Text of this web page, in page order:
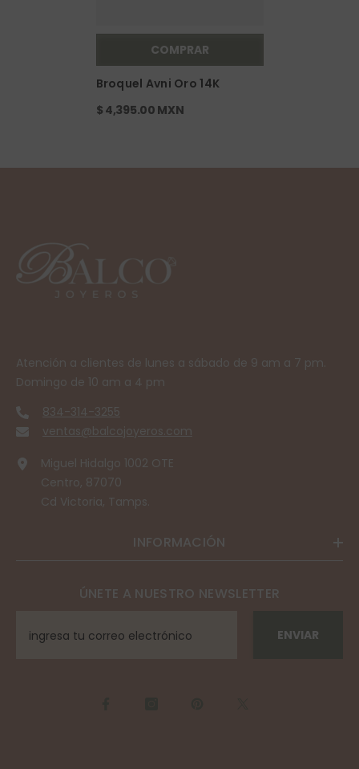
COMPRAR
Broquel Avni Oro 14K
$ 4,395.00 MXN
Atención a clientes de lunes a sábado de 9 am a 7 pm.
Domingo de 10 am a 4 pm
834-314-3255
ventas@balcojoyeros.com
Miguel Hidalgo 1002 OTE
Centro, 87070
Cd Victoria, Tamps.
INFORMACIÓN
ÚNETE A NUESTRO NEWSLETTER
ENVIAR